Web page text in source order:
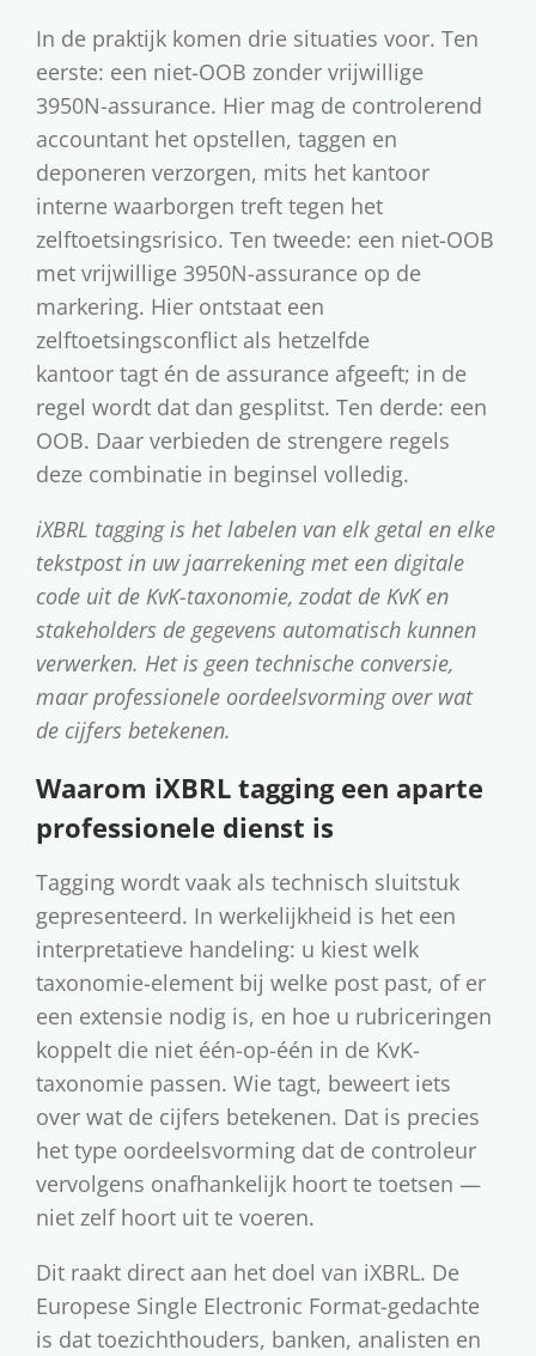
In de praktijk komen drie situaties voor. Ten
eerste: een niet-OOB zonder vrijwillige
3950N-assurance. Hier mag de controlerend
accountant het opstellen, taggen en
deponeren verzorgen, mits het kantoor
interne waarborgen treft tegen het
zelftoetsingsrisico. Ten tweede: een niet-OOB
met vrijwillige 3950N-assurance op de
markering. Hier ontstaat een
zelftoetsingsconflict als hetzelfde
kantoor tagt én de assurance afgeeft; in de
regel wordt dat dan gesplitst. Ten derde: een
OOB. Daar verbieden de strengere regels
deze combinatie in beginsel volledig.
iXBRL tagging is het labelen van elk getal en elke
tekstpost in uw jaarrekening met een digitale
code uit de KvK-taxonomie, zodat de KvK en
stakeholders de gegevens automatisch kunnen
verwerken. Het is geen technische conversie,
maar professionele oordeelsvorming over wat
de cijfers betekenen.
Waarom iXBRL tagging een aparte
professionele dienst is
Tagging wordt vaak als technisch sluitstuk
gepresenteerd. In werkelijkheid is het een
interpretatieve handeling: u kiest welk
taxonomie-element bij welke post past, of er
een extensie nodig is, en hoe u rubriceringen
koppelt die niet één-op-één in de KvK-
taxonomie passen. Wie tagt, beweert iets
over wat de cijfers betekenen. Dat is precies
het type oordeelsvorming dat de controleur
vervolgens onafhankelijk hoort te toetsen —
niet zelf hoort uit te voeren.
Dit raakt direct aan het doel van iXBRL. De
Europese Single Electronic Format-gedachte
is dat toezichthouders, banken, analisten en